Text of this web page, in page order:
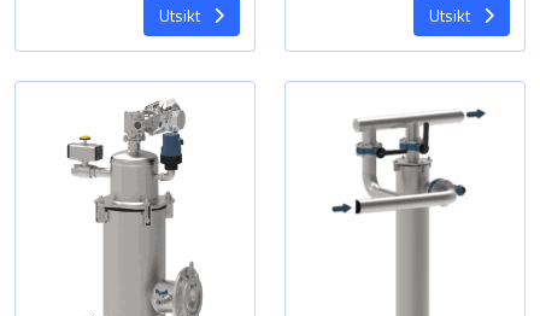
Utsikt Utsikt